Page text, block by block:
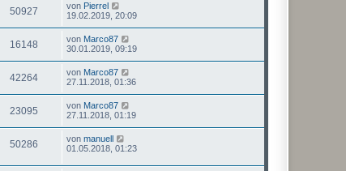
50927 von Pierrel
19.02.2019, 20:09
16148 von Marco87
30.01.2019, 09:19
42264 von Marco87
27.11.2018, 01:36
23095 von Marco87
27.11.2018, 01:19
50286 von manuell
01.05.2018, 01:23